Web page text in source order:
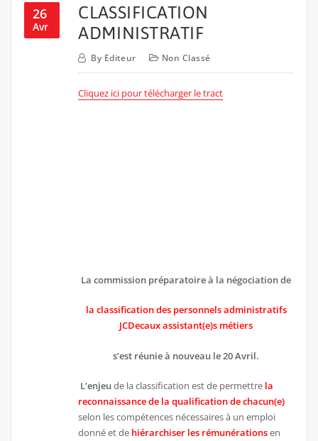
26
Avr
CLASSIFICATION
ADMINISTRATIF
By Editeur Non Classé
Cliquez ici pour télécharger le tract
La commission préparatoire à la négociation de
la classification des personnels administratifs
JCDecaux assistant(e)s métiers
s’est réunie à nouveau le 20 Avril.
L’enjeude la classification est de permettre la
reconnaissance de la qualification de chacun(e)
selon les compétences nécessaires à un emploi
donné et de hiérarchiser les rémunérationsen